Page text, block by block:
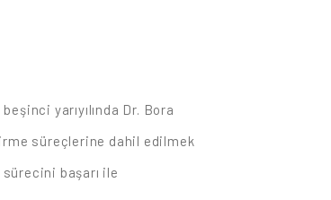
yarıyılında Dr. Bora
süreçlerine dahil edilmek
başarı ile